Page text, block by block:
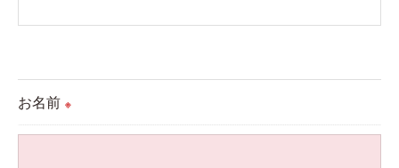
られた場合を除き、
お名前 ※